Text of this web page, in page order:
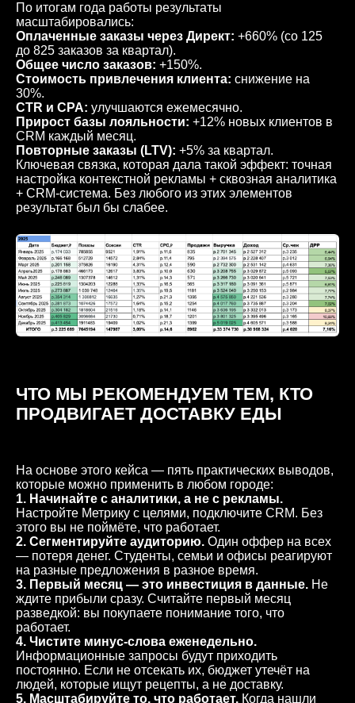
По итогам года работы результаты
масштабировались:
Оплаченные заказы через Директ: +660% (со 125
до 825 заказов за квартал).
Общее число заказов: +150%.
Стоимость привлечения клиента: снижение на
30%.
CTR и CPA: улучшаются ежемесячно.
Прирост базы лояльности: +12% новых клиентов в
CRM каждый месяц.
Повторные заказы (LTV): +5% за квартал.
Ключевая связка, которая дала такой эффект: точная
настройка контекстной рекламы + сквозная аналитика
+ CRM-система. Без любого из этих элементов
результат был бы слабее.
ЧТО МЫ РЕКОМЕНДУЕМ ТЕМ, КТО
ПРОДВИГАЕТ ДОСТАВКУ ЕДЫ
На основе этого кейса — пять практических выводов,
которые можно применить в любом городе:
1. Начинайте с аналитики, а не с рекламы.
Настройте Метрику с целями, подключите CRM. Без
этого вы не поймёте, что работает.
2. Сегментируйте аудиторию. Один оффер на всех
— потеря денег. Студенты, семьи и офисы реагируют
на разные предложения в разное время.
3. Первый месяц — это инвестиция в данные. Не
ждите прибыли сразу. Считайте первый месяц
разведкой: вы покупаете понимание того, что
работает.
4. Чистите минус-слова еженедельно.
Информационные запросы будут приходить
постоянно. Если не отсекать их, бюджет утечёт на
людей, которые ищут рецепты, а не доставку.
5. Масштабируйте то, что работает. Когда нашли